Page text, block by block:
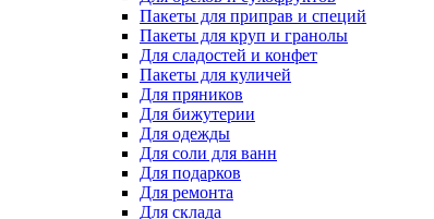
Пакеты для приправ и специй
Пакеты для круп и гранолы
Для сладостей и конфет
Пакеты для куличей
Для пряников
Для бижутерии
Для одежды
Для соли для ванн
Для подарков
Для ремонта
Для склада